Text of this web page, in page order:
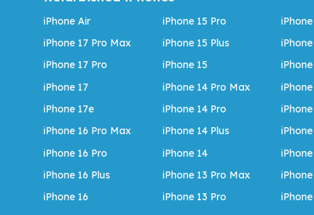
iPhone Air
iPhone 17 Pro Max
iPhone 17 Pro
iPhone 17
iPhone 17e
iPhone 16 Pro Max
iPhone 16 Pro
iPhone 16 Plus
iPhone 16
iPhone 15 Pro
iPhone 15 Plus
iPhone 15
iPhone 14 Pro Max
iPhone 14 Pro
iPhone 14 Plus
iPhone 14
iPhone 13 Pro Max
iPhone 13 Pro
iPhone